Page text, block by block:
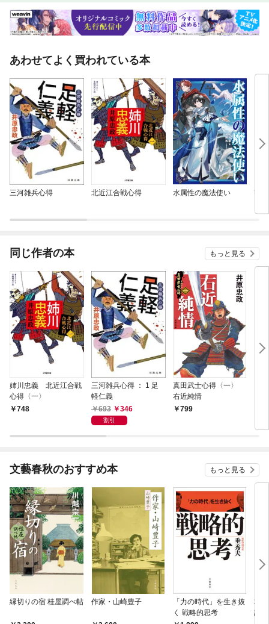
あわせてよく買われている本
三河雑兵心得 北近江合戦心得 水属性の魔法使い 密
同じ作者の本 もっと見る
姉川忠義 北近江合戦
心得〈一〉
748
三河雑兵心得 ： 1 足
軽仁義
693
346
割引
真田武士心得〈一〉
右近純情
799
文藝春秋のおすすめ本 もっと見る
縁切りの宿 桂屋調べ帖 作家・山崎豊子
「力の時代」を生き抜
く 戦略的思考
本
話）